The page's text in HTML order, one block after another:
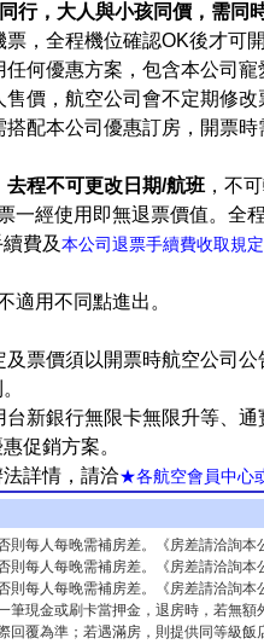
行，大人與小孩同價，需同
票，全程機位確認OK後才可
任何優惠方案，包含本公司寵
售價，航空公司會不定期修
搭配本公司優惠訂房，開票
去程不可更改日期/航班，不
一經使用即無退票價值。全
費及 本公司退票手續費收取規
適用不同點進出。
及票價須以開票時航空公司
台新銀行無限卡無限升等、
促銷方案。
詳情，請洽★各航空會員中心
每人每晚需補房差。《房差請洽詢本
每人每晚需補房差。《房差請洽詢本
每人每晚需補房差。《房差請洽詢本
現金或刷卡當押金，退房時，若無額
覆為準；若遇滿房，則提供同等級飯